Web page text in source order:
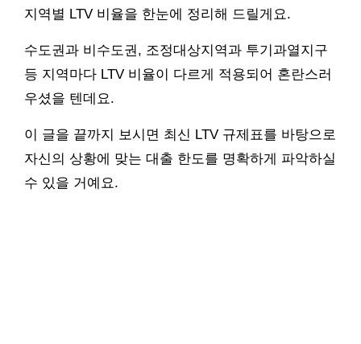
지역별 LTV 비율을 한눈에 정리해 드릴게요.
수도권과 비수도권, 조정대상지역과 투기과열지구
등 지역마다 LTV 비율이 다르게 적용되어 혼란스러
우셨을 텐데요.
이 글을 끝까지 보시면 최신 LTV 규제표를 바탕으로
자신의 상황에 맞는 대출 한도를 명확하게 파악하실
수 있을 거예요.